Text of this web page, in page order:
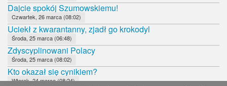
Dajcie spokój Szumowskiemu!
Czwartek, 26 marca (08:02)
Uciekł z kwarantanny, zjadł go krokodyl
Środa, 25 marca (06:48)
Zdyscyplinowani Polacy
Środa, 25 marca (08:02)
Kto okazał się cynikiem?
Wtorek, 24 marca (08:24)